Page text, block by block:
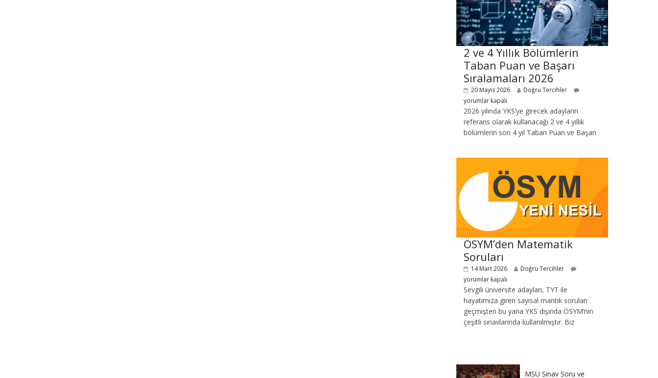
2 ve 4 Yıllık Bölümlerin
Taban Puan ve Başarı
Sıralamaları 2026
20 Mayıs 2026
Doğru Tercihler
yorumlar kapalı
2026 yılında YKS’ye girecek adayların
referans olarak kullanacağı 2 ve 4 yıllık
bölümlerin son 4 yıl Taban Puan ve Başarı
ÖSYM’den Matematik
Soruları
14 Mart 2026
Doğru Tercihler
yorumlar kapalı
Sevgili üniversite adayları, TYT ile
hayatımıza giren sayısal mantık soruları
geçmişten bu yana YKS dışında ÖSYM’nin
çeşitli sınavlarında kullanılmıştır. Biz
MSÜ Sınav Soru ve